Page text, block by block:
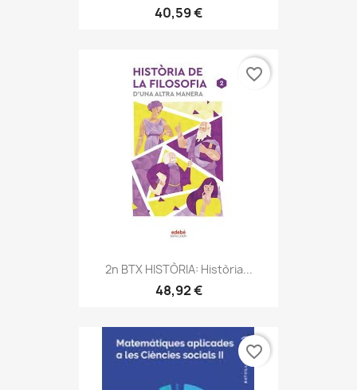
40,59 €
2n BTX HISTÒRIA: Història...
48,92 €
favorite_border
favorite_border